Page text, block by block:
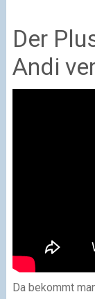
Der
Andi
Da bekommt